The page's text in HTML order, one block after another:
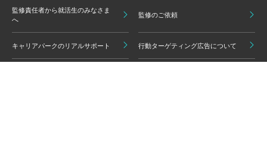
監修責任者から就活生のみなさま
へ
監修のご依頼
キャリアパークのリアルサポート 行動ターゲティング広告について